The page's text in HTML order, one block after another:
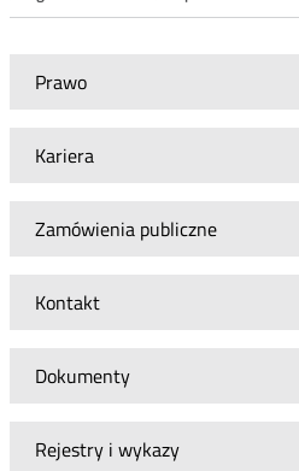
Prawo
Kariera
Zamówienia publiczne
Kontakt
Dokumenty
Rejestry i wykazy